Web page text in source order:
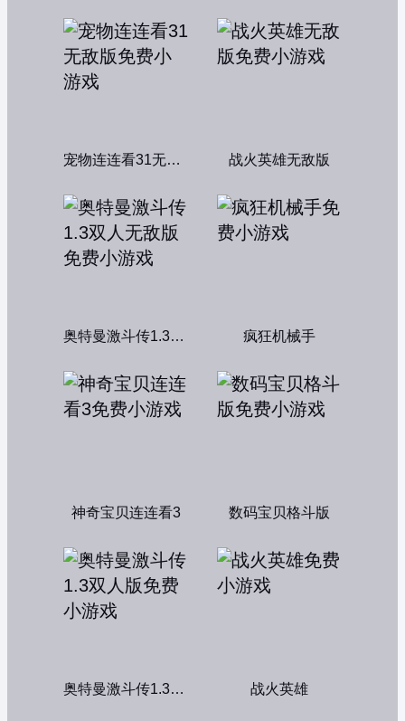
宠物连连看31无敌版 战火英雄无敌版
奥特曼激斗传1.3双人无敌版 疯狂机械手
神奇宝贝连连看3 数码宝贝格斗版
奥特曼激斗传1.3双人版 战火英雄